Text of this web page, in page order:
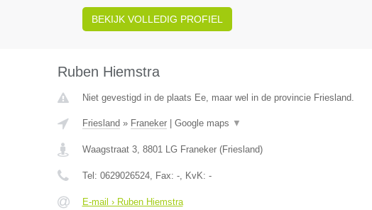
BEKIJK VOLLEDIG PROFIEL
Ruben Hiemstra
Niet gevestigd in de plaats Ee, maar wel in de provincie Friesland.
Friesland » Franeker| Google maps ▼
Waagstraat 3, 8801 LG Franeker(Friesland)
Tel: 0629026524, Fax: -, KvK: -
E-mail › Ruben Hiemstra